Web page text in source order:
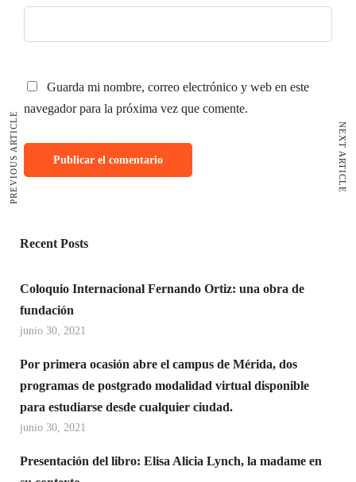
Guarda mi nombre, correo electrónico y web en este
navegador para la próxima vez que comente.
PREVIOUS ARTICLE NEXT ARTICLE
Recent Posts
Coloquio Internacional Fernando Ortiz: una obra de
fundación
junio 30, 2021
Por primera ocasión abre el campus de Mérida, dos
programas de postgrado modalidad virtual disponible
para estudiarse desde cualquier ciudad.
junio 30, 2021
Presentación del libro: Elisa Alicia Lynch, la madame en